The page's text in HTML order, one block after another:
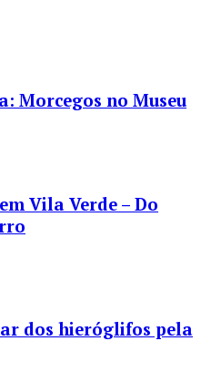
Morcegos no Museu
Vila Verde – Do
dos hieróglifos pela